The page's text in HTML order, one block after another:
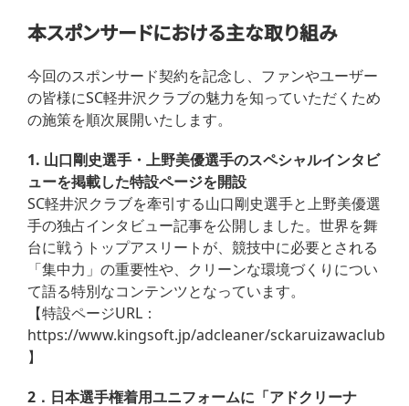
本スポンサードにおける主な取り組み
今回のスポンサード契約を記念し、ファンやユーザー
の皆様にSC軽井沢クラブの魅力を知っていただくため
の施策を順次展開いたします。
1. 山口剛史選手・上野美優選手のスペシャルインタビ
ューを掲載した特設ページを開設
SC軽井沢クラブを牽引する山口剛史選手と上野美優選
手の独占インタビュー記事を公開しました。世界を舞
台に戦うトップアスリートが、競技中に必要とされる
「集中力」の重要性や、クリーンな環境づくりについ
て語る特別なコンテンツとなっています。
【特設ページURL：
https://www.kingsoft.jp/adcleaner/sckaruizawaclub
】
2．日本選手権着用ユニフォームに「アドクリーナ